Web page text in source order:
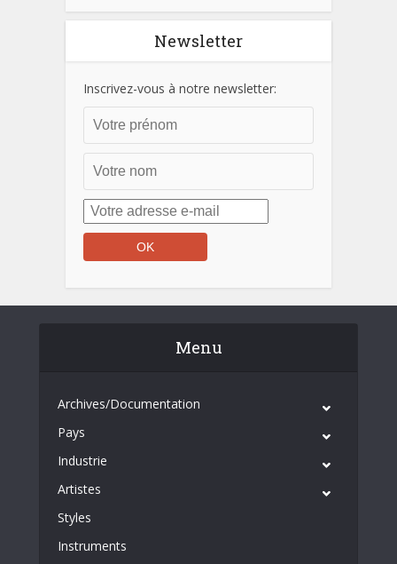
Newsletter
Inscrivez-vous à notre newsletter:
Menu
Archives/Documentation
Pays
Industrie
Artistes
Styles
Instruments